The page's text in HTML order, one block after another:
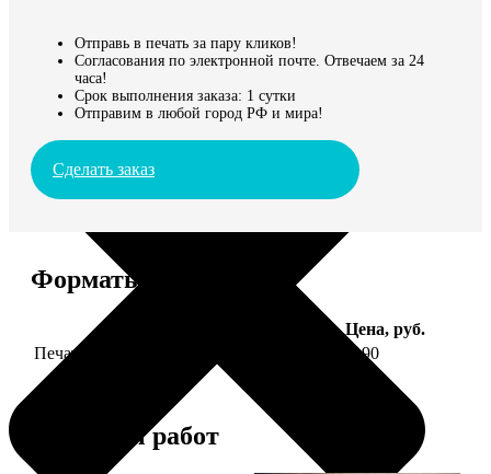
Отправь в печать за пару кликов!
Согласования по электронной почте. Отвечаем за 24
часа!
Срок выполнения заказа: 1 сутки
Отправим в любой город РФ и мира!
Сделать заказ
Форматы и цены
Цена, руб.
Печать фото на тарелке диаметром 20 см
1190
Примеры работ